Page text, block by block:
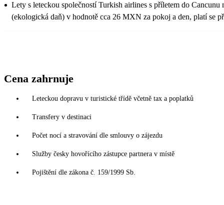
Lety s leteckou společností Turkish airlines s příletem do
(ekologická daň) v hodnotě cca 26 MXN za pokoj a den, platí se
Cena zahrnuje
Leteckou dopravu v turistické třídě včetně tax a poplatků
Transfery v destinaci
Počet nocí a stravování dle smlouvy o zájezdu
Služby česky hovořícího zástupce partnera v místě
Pojištění dle zákona č. 159/1999 Sb.